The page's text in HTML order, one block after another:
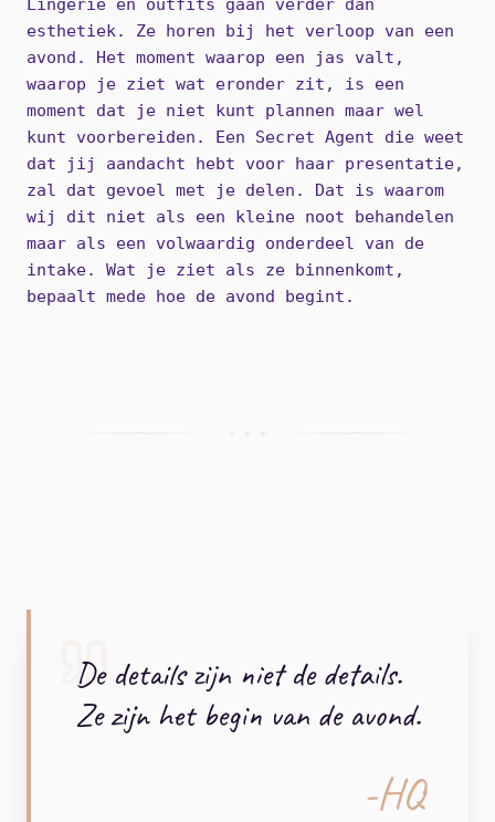
Lingerie en outfits gaan verder dan
esthetiek. Ze horen bij het verloop van een
avond. Het moment waarop een jas valt,
waarop je ziet wat eronder zit, is een
moment dat je niet kunt plannen maar wel
kunt voorbereiden. Een Secret Agent die weet
dat jij aandacht hebt voor haar presentatie,
zal dat gevoel met je delen. Dat is waarom
wij dit niet als een kleine noot behandelen
maar als een volwaardig onderdeel van de
intake. Wat je ziet als ze binnenkomt,
bepaalt mede hoe de avond begint.
+ + +
De details zijn niet de details.
Ze zijn het begin van de avond.
-HQ